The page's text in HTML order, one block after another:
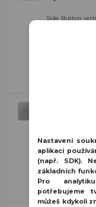
Side Button
Ajax
Zařízení lze
Nastavení
aplikaci
(např. SDK).
základních
Pro
potřebujeme
můžeš kdykoli